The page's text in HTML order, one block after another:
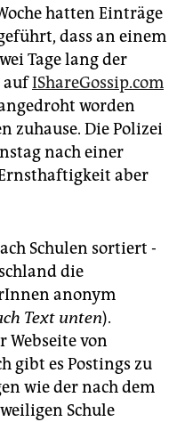
hatten Einträge
dass an einem
Tage lang der
aufIShareGossip.com
worden
zuhause. Die Polizei
nach einer
aber
Schulen sortiert -
die
anonym
Text unten).
Webseite von
gibt es Postings zu
wie der nach dem
Schule